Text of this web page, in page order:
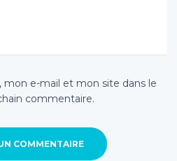
e-mail et mon site dans le
commentaire.